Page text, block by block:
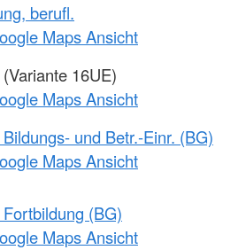
berufl.
Maps Ansicht
16UE)
Maps Ansicht
und Betr.-Einr. (BG)
Maps Ansicht
(BG)
Maps Ansicht